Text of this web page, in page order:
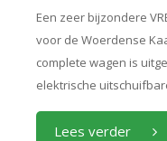
Een zeer bijzondere
voor de Woerdense
complete wagen is
elektrische
Lees verder